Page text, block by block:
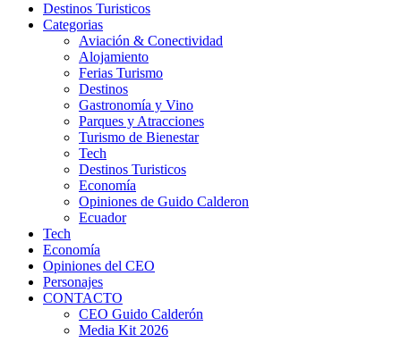
Destinos Turisticos
Categorias
Aviación & Conectividad
Alojamiento
Ferias Turismo
Destinos
Gastronomía y Vino
Parques y Atracciones
Turismo de Bienestar
Tech
Destinos Turisticos
Economía
Opiniones de Guido Calderon
Ecuador
Tech
Economía
Opiniones del CEO
Personajes
CONTACTO
CEO Guido Calderón
Media Kit 2026